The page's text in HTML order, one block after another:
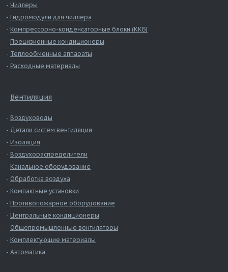
Чиллеры
Гидромодули для чиллера
Компрессорно-конденсаторные блоки (ККБ)
Прецизионные кондиционеры
Теплообменные аппараты
Расходные материалы
Вентиляция
Воздуховоды
Детали систем вентиляции
Изоляция
Воздухораспределители
Канальное оборудование
Обработка воздуха
Компактные установки
Противопожарное оборудование
Центральные кондиционеры
Общепромышленные вентиляторы
Комплектующие материалы
Автоматика